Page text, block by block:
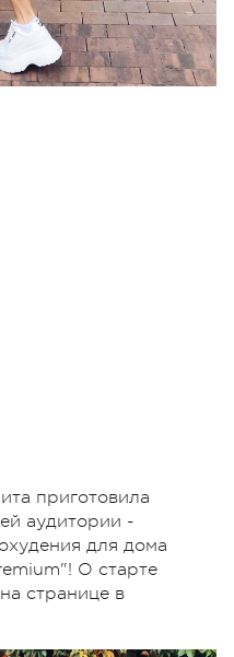
приготовила
аудитории -
для дома
О старте
странице в